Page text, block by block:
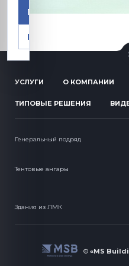
Принять
Настроить
УСЛУГИ О КОМПАНИИ
ТИПОВЫЕ РЕШЕНИЯ
Генеральный подряд
Тентовые ангары
Здания из ЛМК
© «MS